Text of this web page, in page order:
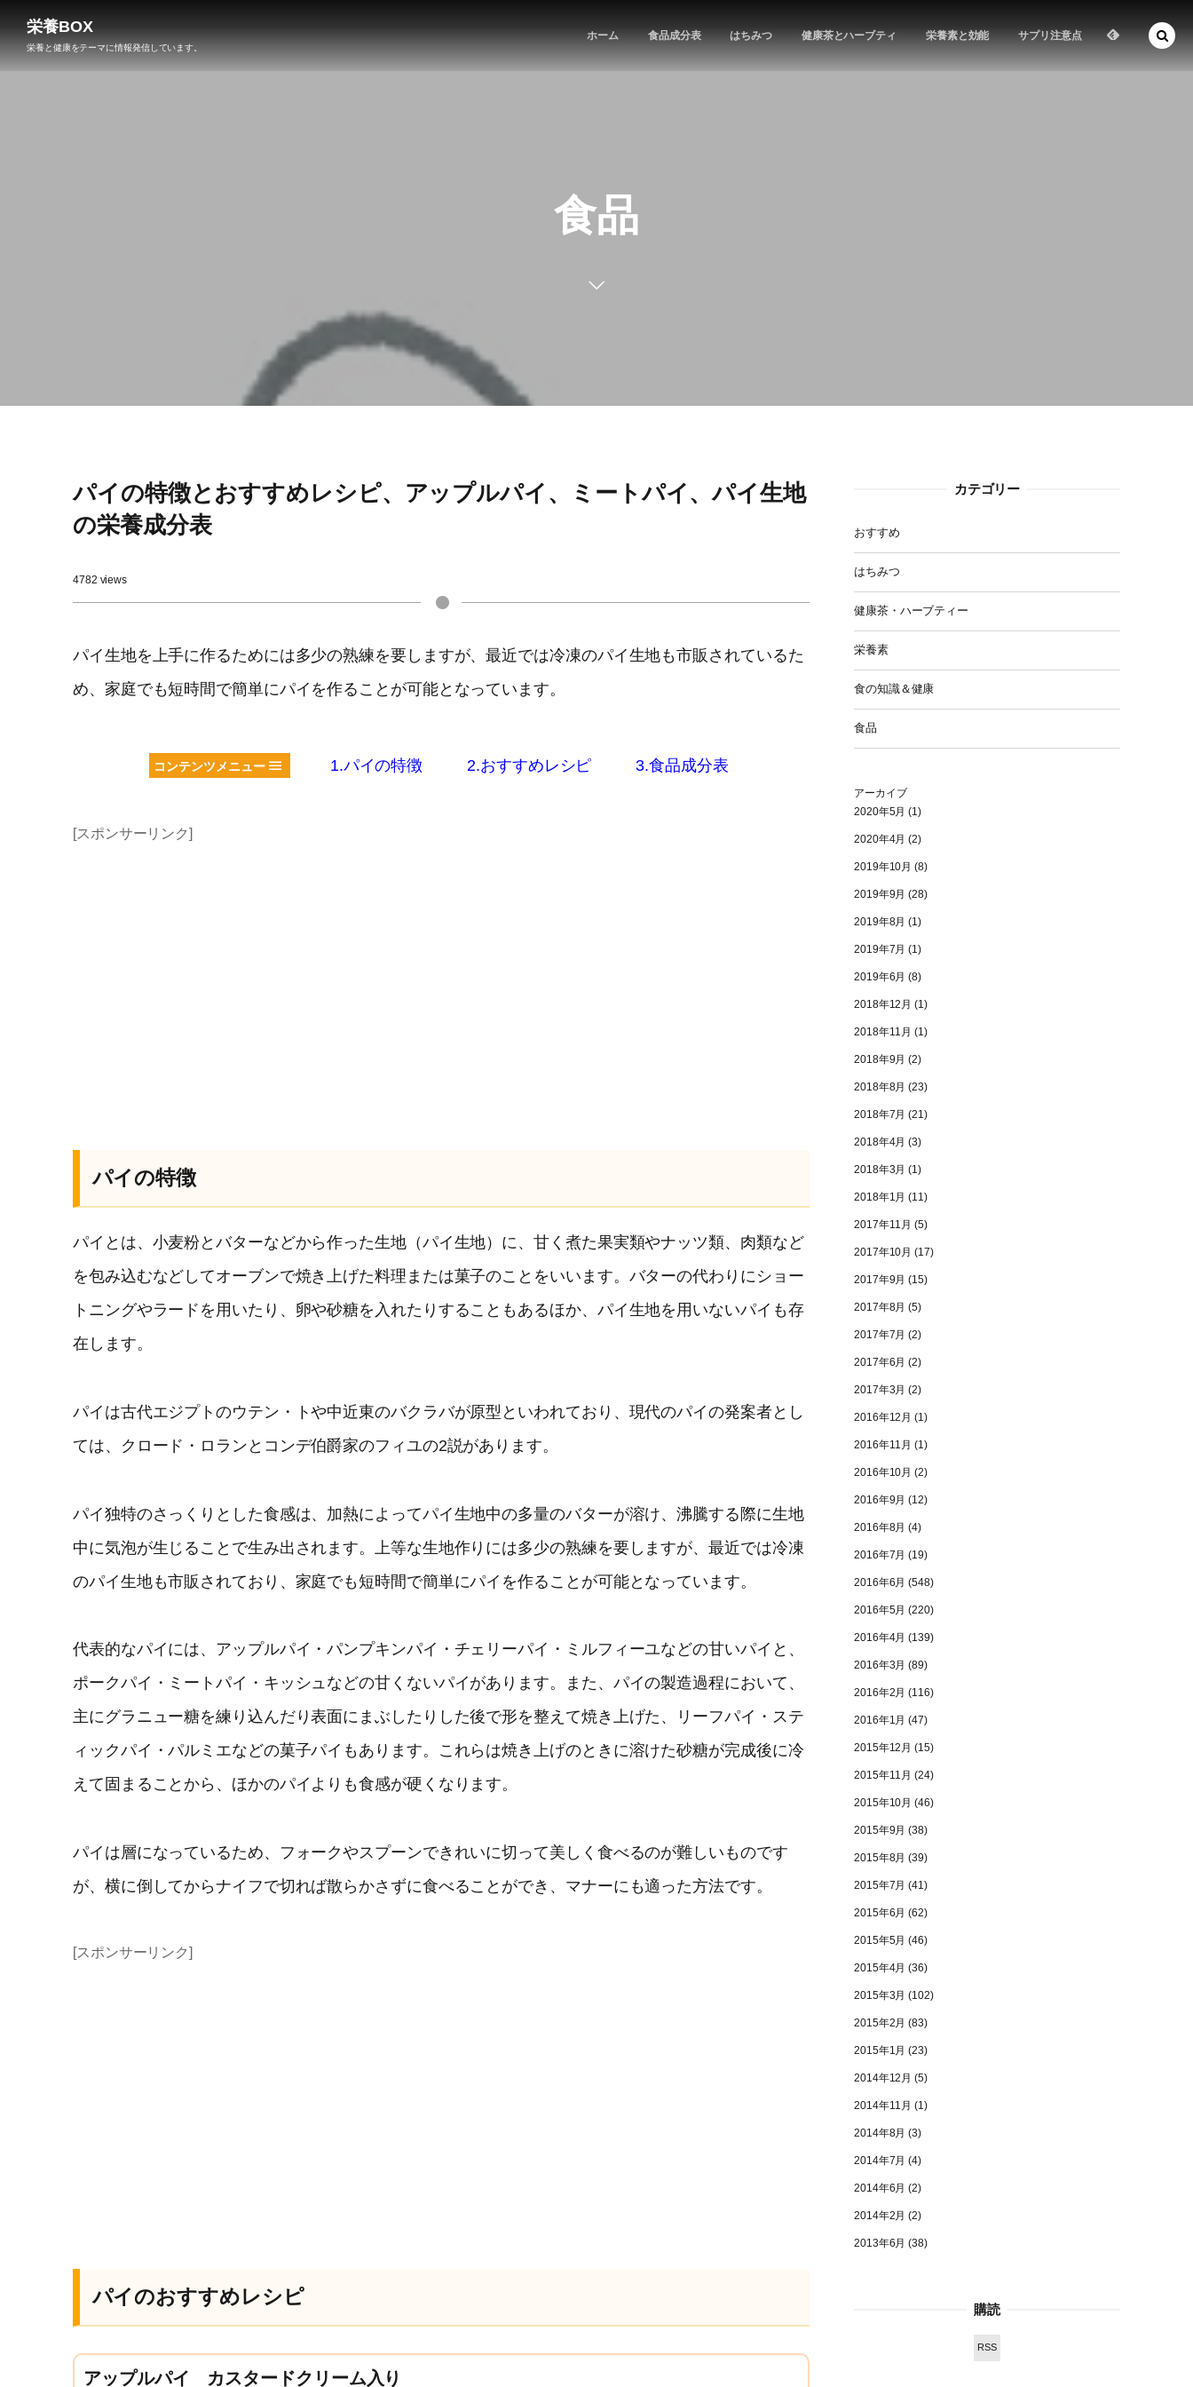
栄養BOX
栄養と健康をテーマに情報発信しています。
ホーム 食品成分表 はちみつ 健康茶とハーブティ 栄養素と効能 サプリ注意点
食品
パイの特徴とおすすめレシピ、アップルパイ、ミートパイ、パイ生地
の栄養成分表
4782 views
パイ生地を上手に作るためには多少の熟練を要しますが、最近では冷凍のパイ生地も市販されているた
め、家庭でも短時間で簡単にパイを作ることが可能となっています。
コンテンツメニュー 1.パイの特徴 2.おすすめレシピ 3.食品成分表
[スポンサーリンク]
パイの特徴
パイとは、小麦粉とバターなどから作った生地（パイ生地）に、甘く煮た果実類やナッツ類、肉類など
を包み込むなどしてオーブンで焼き上げた料理または菓子のことをいいます。バターの代わりにショー
トニングやラードを用いたり、卵や砂糖を入れたりすることもあるほか、パイ生地を用いないパイも存
在します。
パイは古代エジプトのウテン・トや中近東のバクラバが原型といわれており、現代のパイの発案者とし
ては、クロード・ロランとコンデ伯爵家のフィユの2説があります。
パイ独特のさっくりとした食感は、加熱によってパイ生地中の多量のバターが溶け、沸騰する際に生地
中に気泡が生じることで生み出されます。上等な生地作りには多少の熟練を要しますが、最近では冷凍
のパイ生地も市販されており、家庭でも短時間で簡単にパイを作ることが可能となっています。
代表的なパイには、アップルパイ・パンプキンパイ・チェリーパイ・ミルフィーユなどの甘いパイと、
ポークパイ・ミートパイ・キッシュなどの甘くないパイがあります。また、パイの製造過程において、
主にグラニュー糖を練り込んだり表面にまぶしたりした後で形を整えて焼き上げた、リーフパイ・ステ
ィックパイ・パルミエなどの菓子パイもあります。これらは焼き上げのときに溶けた砂糖が完成後に冷
えて固まることから、ほかのパイよりも食感が硬くなります。
パイは層になっているため、フォークやスプーンできれいに切って美しく食べるのが難しいものです
が、横に倒してからナイフで切れば散らかさずに食べることができ、マナーにも適った方法です。
[スポンサーリンク]
パイのおすすめレシピ
アップルパイ カスタードクリーム入り
カテゴリー
おすすめ
はちみつ
健康茶・ハーブティー
栄養素
食の知識＆健康
食品
アーカイブ
2020年5月 (1)
2020年4月 (2)
2019年10月 (8)
2019年9月 (28)
2019年8月 (1)
2019年7月 (1)
2019年6月 (8)
2018年12月 (1)
2018年11月 (1)
2018年9月 (2)
2018年8月 (23)
2018年7月 (21)
2018年4月 (3)
2018年3月 (1)
2018年1月 (11)
2017年11月 (5)
2017年10月 (17)
2017年9月 (15)
2017年8月 (5)
2017年7月 (2)
2017年6月 (2)
2017年3月 (2)
2016年12月 (1)
2016年11月 (1)
2016年10月 (2)
2016年9月 (12)
2016年8月 (4)
2016年7月 (19)
2016年6月 (548)
2016年5月 (220)
2016年4月 (139)
2016年3月 (89)
2016年2月 (116)
2016年1月 (47)
2015年12月 (15)
2015年11月 (24)
2015年10月 (46)
2015年9月 (38)
2015年8月 (39)
2015年7月 (41)
2015年6月 (62)
2015年5月 (46)
2015年4月 (36)
2015年3月 (102)
2015年2月 (83)
2015年1月 (23)
2014年12月 (5)
2014年11月 (1)
2014年8月 (3)
2014年7月 (4)
2014年6月 (2)
2014年2月 (2)
2013年6月 (38)
購読
RSS